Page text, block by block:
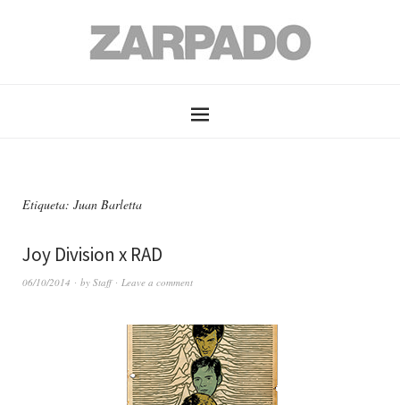
Etiqueta: Juan Barletta
Joy Division x RAD
06/10/2014 by Staff Leave a comment